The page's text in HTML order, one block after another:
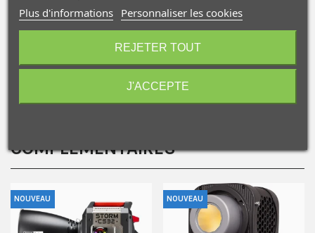
COMPLÉMENTAIRES
NOUVEAU NOUVEAU
Plus d'informations Personnaliser les cookies
REJETER TOUT
J'ACCEPTE
10€ OFFERTS sur votre
premier achat !
J'accepte de recevoir des SMS de la part de la marque.